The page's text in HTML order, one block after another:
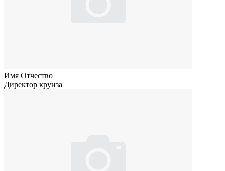
Имя Отчество
Директор круиза